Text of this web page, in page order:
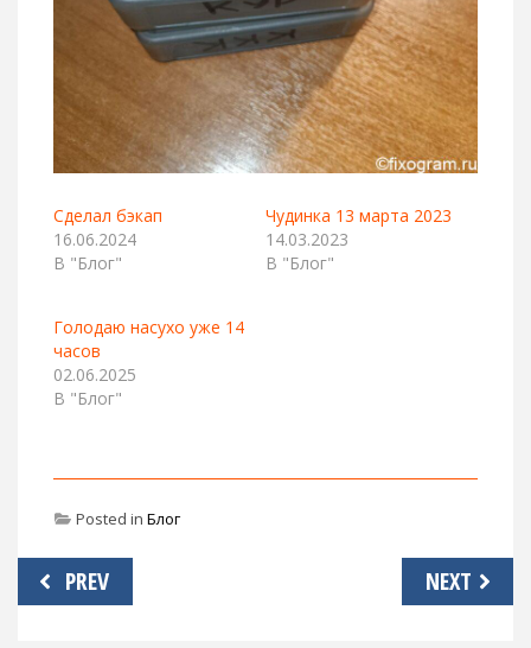
Сделал бэкап
16.06.2024
В "Блог"
Чудинка 13 марта 2023
14.03.2023
В "Блог"
Голодаю насухо уже 14
часов
02.06.2025
В "Блог"
Posted in Блог
Навигация
по
PREV NEXT